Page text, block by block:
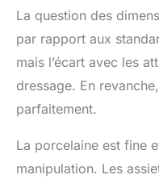
La question des
par rapport aux
mais l’écart avec les
dressage. En
parfaitement.
La porcelaine est fine
manipulation. Les